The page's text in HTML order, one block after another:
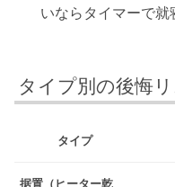
いならタイマーで就
タイプ別の後悔
タイプ
据置（ヒーター乾